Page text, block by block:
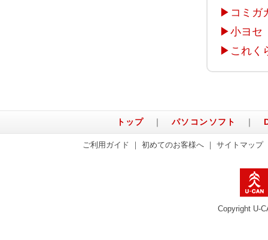
▶ コミガ
▶小ヨセ
▶ これく
トップ ｜ パソコンソフト ｜
ご利用ガイド ｜初めてのお客様へ ｜サイトマップ
Copyright U-